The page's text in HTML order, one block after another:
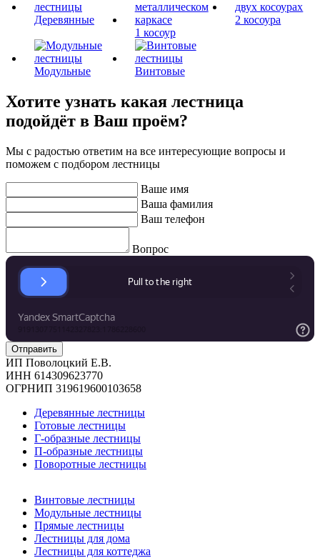
Деревянные
1 косоур
2 косоура
Модульные Винтовые
Хотите узнать какая лестница
подойдёт в Ваш проём?
Мы с радостью ответим на все интересующие вопросы и
поможем с подбором лестницы
Ваше имя
Ваша фамилия
Ваш телефон
Вопрос
ИП Поволоцкий Е.В.
ИНН 614309623770
ОГРНИП 319619600103658
Деревянные лестницы
Готовые лестницы
Г-образные лестницы
П-образные лестницы
Поворотные лестницы
Винтовые лестницы
Модульные лестницы
Прямые лестницы
Лестницы для дома
Лестницы для коттеджа